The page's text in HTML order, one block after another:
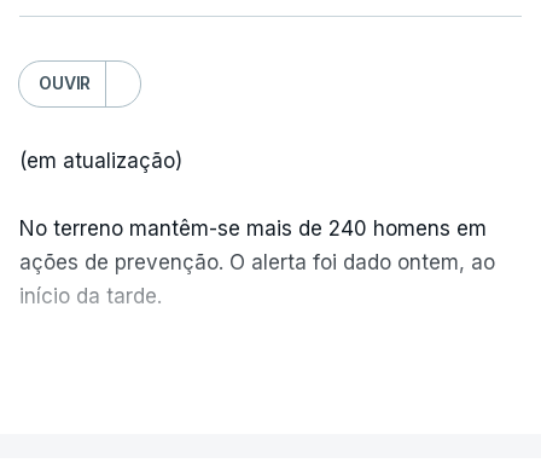
OUVIR
(em atualização)
No terreno mantêm-se mais de 240 homens em
ações de prevenção. O alerta foi dado ontem, ao
início da tarde.